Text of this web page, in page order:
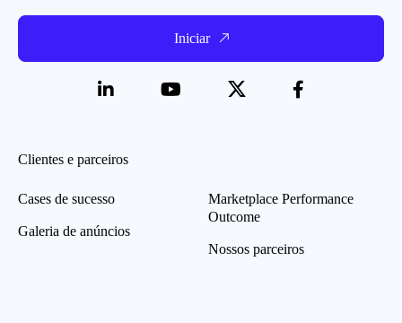
Iniciar
Clientes e parceiros
Cases de sucesso
Galeria de anúncios
Marketplace Performance
Outcome
Nossos parceiros